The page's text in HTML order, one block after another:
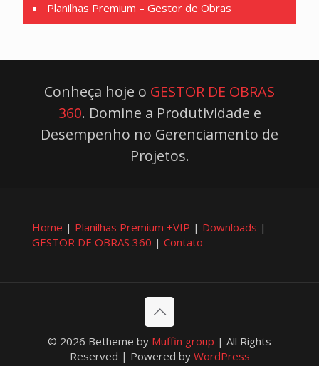
Planilhas Premium – Gestor de Obras
Conheça hoje o GESTOR DE OBRAS
360. Domine a Produtividade e
Desempenho no Gerenciamento de
Projetos.
Home | Planilhas Premium +VIP | Downloads |
GESTOR DE OBRAS 360 | Contato
© 2026 Betheme by Muffin group | All Rights
Reserved | Powered by WordPress